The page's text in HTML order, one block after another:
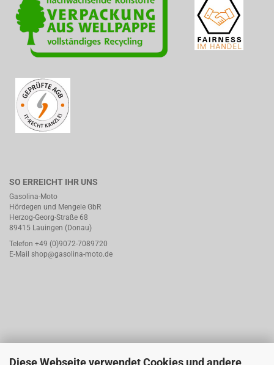
Diese Webseite verwendet Cookies und andere
SO ERREICHT IHR UNS
Gasolina-Moto
Hördegen und Mengele GbR
Herzog-Georg-Straße 68
89415 Lauingen (Donau)
Telefon +49 (0)9072-7089720
E-Mail shop@gasolina-moto.de